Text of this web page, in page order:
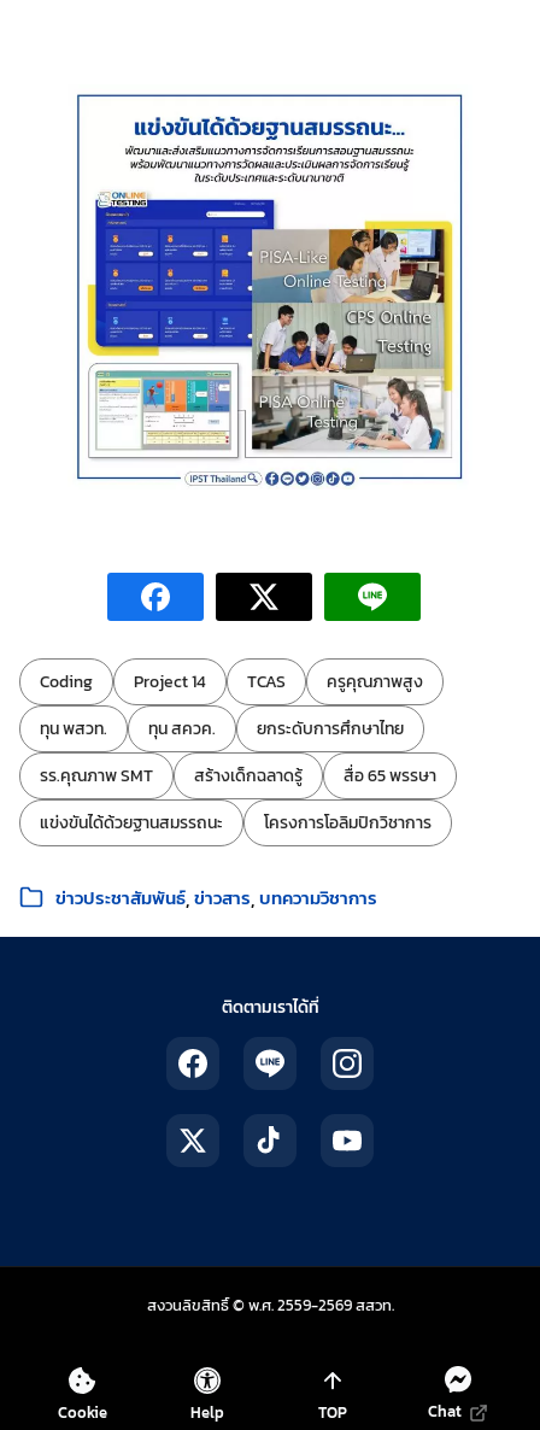
ป้ายกำกับ:
Coding Project 14 TCAS
ครูคุณภาพสูง
ทุน พสวท.
ทุน สควค.
ยกระดับการศึกษาไทย
รร.คุณภาพ SMT
สร้างเด็กฉลาดรู้
สื่อ 65 พรรษา
แข่งขันได้ด้วยฐานสมรรถนะ
โครงการโอลิมปิกวิชาการ
หมวดหมู่:
ข่าวประชาสัมพันธ์ ข่าวสาร บทความวิชาการ
ติดตามเราได้ที่
สงวนลิขสิทธิ์ © พ.ศ. 2559-2569สสวท.สถาบันส่งเสริมการสอ
Cookie Help TOP Chat